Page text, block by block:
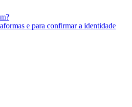
e para confirmar a identidade